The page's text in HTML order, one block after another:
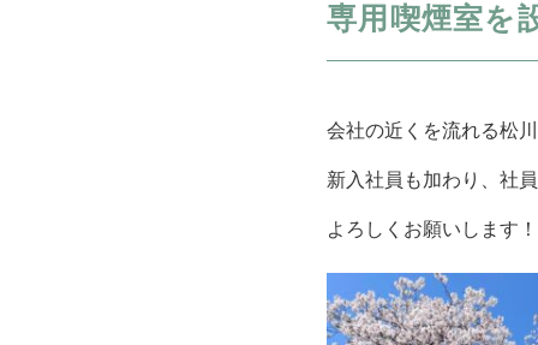
専用喫煙室を
会社の近くを流れる松
新入社員も加わり、社
よろしくお願いします！